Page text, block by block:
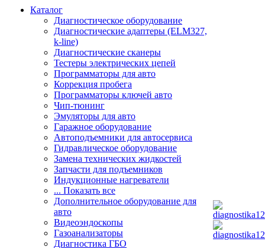
Каталог
Диагностическое оборудование
Диагностические адаптеры (ELM327,
k-line)
Диагностические сканеры
Тестеры электрических цепей
Программаторы для авто
Коррекция пробега
Программаторы ключей авто
Чип-тюнинг
Эмуляторы для авто
Гаражное оборудование
Автоподъемники для автосервиса
Гидравлическое оборудование
Замена технических жидкостей
Запчасти для подъемников
Индукционные нагреватели
... Показать все
Дополнительное оборудование для
авто
Видеоэндоскопы
Газоанализаторы
Диагностика ГБО